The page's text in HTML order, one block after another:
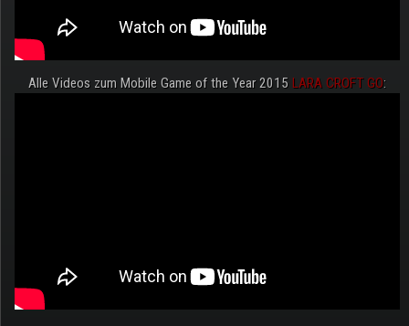
Alle Videos zum Mobile Game of the Year 2015 LARA CROFT GO: